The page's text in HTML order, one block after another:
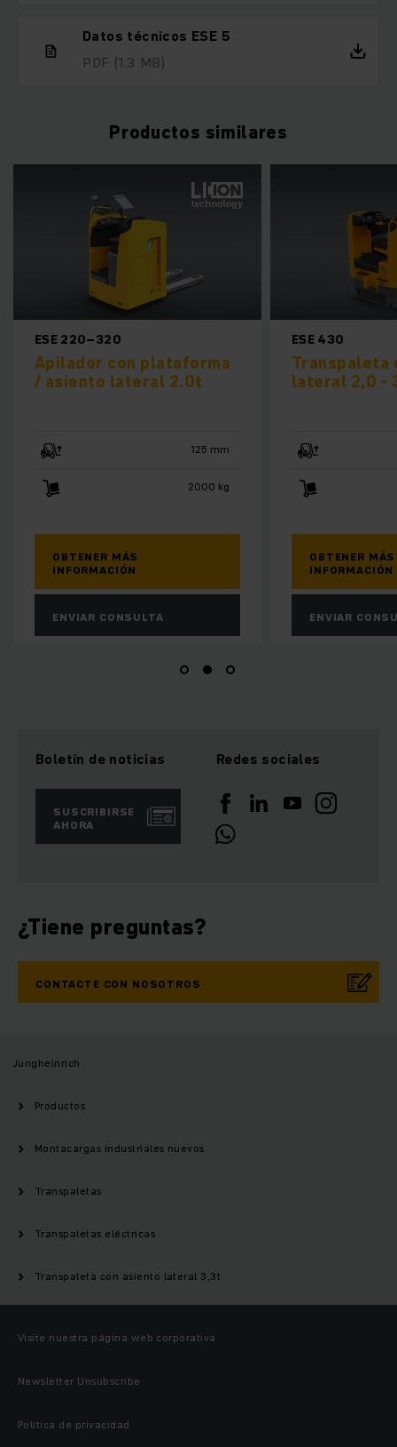
Datos técnicos ESE 5
PDF (1.3 MB)
Productos similares
ESE 220–320
Apilador con plataforma
/ asiento lateral 2.0t
125 mm
2000 kg
OBTENER MÁS
INFORMACIÓN
ENVIAR CONSULTA
ESE 430
Transpaleta
lateral 2,0 -
OBTENER MÁS
INFORMACIÓN
ENVIAR
Boletín de noticias
SUSCRIBIRSE
AHORA
Redes sociales
¿Tiene preguntas?
CONTACTE CON NOSOTROS
Jungheinrich
Productos
Montacargas industriales nuevos
Transpaletas
Transpaletas eléctricas
Transpaleta con asiento lateral 3,3t
Visite nuestra página web corporativa
Newsletter Unsubscribe
Política de privacidad